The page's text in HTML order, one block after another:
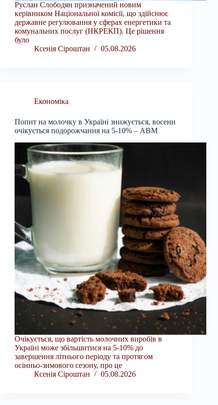
Руслан Слободян призначений новим
керівником Національної комісії, що здійснює
державне регулювання у сферах енергетики та
комунальних послуг (НКРЕКП). Це рішення
було
Ксенія Сіроштан
05.08.2026
Економіка
Попит на молочку в Україні знижується, восени
очікується подорожчання на 5-10% – АВМ
Очікується, що вартість молочних виробів в
Україні може збільшитися на 5-10% до
завершення літнього періоду та протягом
осінньо-зимового сезону, про це
Ксенія Сіроштан
05.08.2026